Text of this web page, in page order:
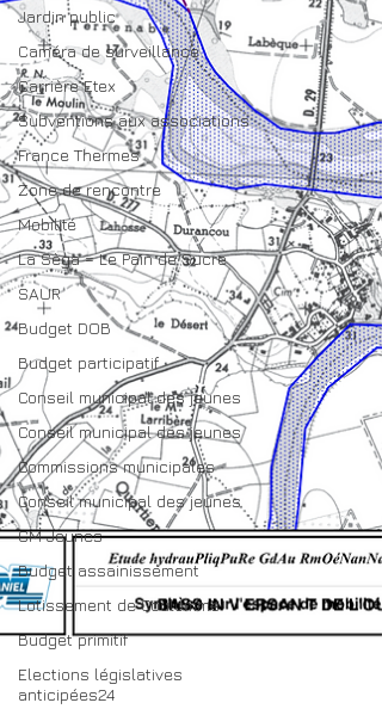
Jardin public
Caméra de surveillance
Carrière Etex
Subventions aux associations
France Thermes
Zone de rencontre
Mobilité
La Sèga = Le Pain de Sucre
SAUR
Budget DOB
Budget participatif
Conseil municipal des jeunes
Conseil municipal des jeunes
Commissions municipales
Conseil municipal des jeunes
CM Jeunes
Budget assainissement
Lotissement de Coulomme
Budget primitif
Elections législatives
anticipées24